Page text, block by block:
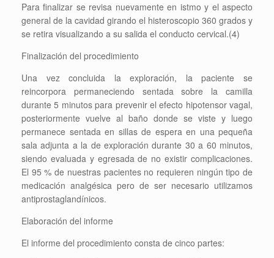
Para finalizar se revisa nuevamente en istmo y el aspecto
general de la cavidad girando el histeroscopio 360 grados y
se retira visualizando a su salida el conducto cervical.(4)
Finalización del procedimiento
Una vez concluida la exploración, la paciente se
reincorpora permaneciendo sentada sobre la camilla
durante 5 minutos para prevenir el efecto hipotensor vagal,
posteriormente vuelve al baño donde se viste y luego
permanece sentada en sillas de espera en una pequeña
sala adjunta a la de exploración durante 30 a 60 minutos,
siendo evaluada y egresada de no existir complicaciones.
El 95 % de nuestras pacientes no requieren ningún tipo de
medicación analgésica pero de ser necesario utilizamos
antiprostaglandínicos.
Elaboración del informe
El informe del procedimiento consta de cinco partes: